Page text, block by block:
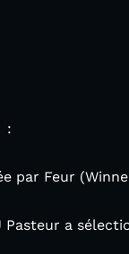
:
par Feur
a